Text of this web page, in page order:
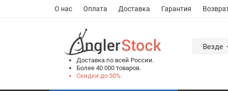
О нас Оплата Доставка Гарантия
Доставка по всей России.
Более 40 000 товаров.
Скидки до 50%.
Везде